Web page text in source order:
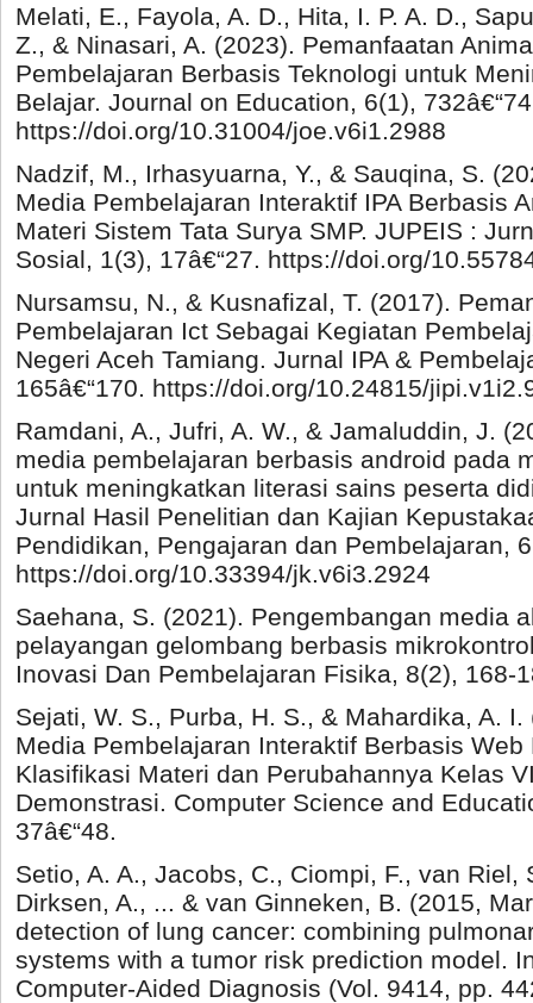
Melati, E., Fayola, A. D., Hita, I. P. A. D.,
Z., & Ninasari, A. (2023). Pemanfaatan
Pembelajaran Berbasis Teknologi untuk
Belajar. Journal on Education, 6(1),
https://doi.org/10.31004/joe.v6i1.2988
Nadzif, M., Irhasyuarna, Y., & Sauqina, S.
Media Pembelajaran Interaktif IPA Berbasis
Materi Sistem Tata Surya SMP. JUPEIS :
Sosial, 1(3), 17â€“27. https://doi.org/
Nursamsu, N., & Kusnafizal, T. (2017).
Pembelajaran Ict Sebagai Kegiatan
Negeri Aceh Tamiang. Jurnal IPA &
165â€“170. https://doi.org/10.24815/
Ramdani, A., Jufri, A. W., & Jamaluddin, J.
media pembelajaran berbasis android pada
untuk meningkatkan literasi sains peserta
Jurnal Hasil Penelitian dan Kajian
Pendidikan, Pengajaran dan Pembelajaran,
https://doi.org/10.33394/jk.v6i3.2924
Saehana, S. (2021). Pengembangan media
pelayangan gelombang berbasis
Inovasi Dan Pembelajaran Fisika, 8(2), 168-
Sejati, W. S., Purba, H. S., & Mahardika, A.
Media Pembelajaran Interaktif Berbasis
Klasifikasi Materi dan Perubahannya Kelas
Demonstrasi. Computer Science and
37â€“48.
Setio, A. A., Jacobs, C., Ciompi, F., van Riel,
Dirksen, A., ... & van Ginneken, B. (2015,
detection of lung cancer: combining
systems with a tumor risk prediction model.
Computer-Aided Diagnosis (Vol. 9414, pp.